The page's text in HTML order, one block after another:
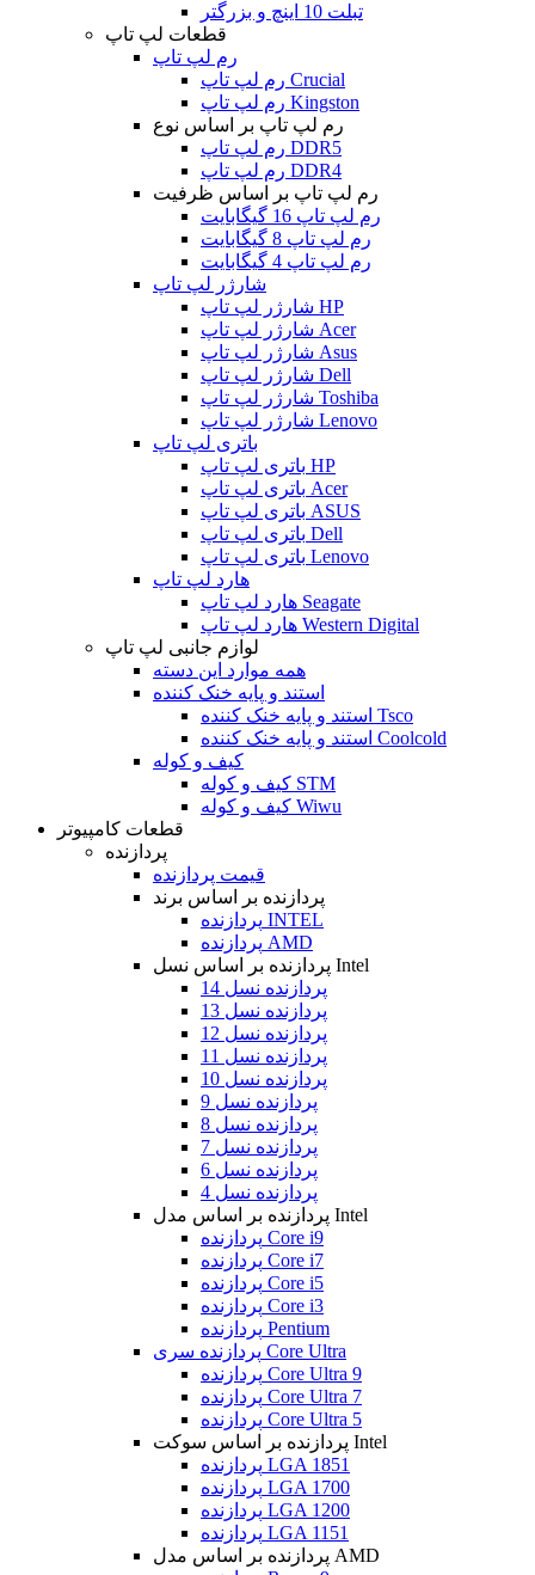
تبلت 10 اینچ و بزرگتر
قطعات لپ تاپ
رم لپ تاپ
رم لپ تاپ Crucial
رم لپ تاپ Kingston
رم لپ تاپ بر اساس نوع
رم لپ تاپ DDR5
رم لپ تاپ DDR4
رم لپ تاپ بر اساس ظرفیت
رم لپ تاپ 16 گیگابایت
رم لپ تاپ 8 گیگابایت
رم لپ تاپ 4 گیگابایت
شارژر لپ تاپ
شارژر لپ تاپ HP
شارژر لپ تاپ Acer
شارژر لپ تاپ Asus
شارژر لپ تاپ Dell
شارژر لپ تاپ Toshiba
شارژر لپ تاپ Lenovo
باتری لپ تاپ
باتری لپ تاپ HP
باتری لپ تاپ Acer
باتری لپ تاپ ASUS
باتری لپ تاپ Dell
باتری لپ تاپ Lenovo
هارد لپ تاپ
هارد لپ تاپ Seagate
هارد لپ تاپ Western Digital
لوازم جانبی لپ تاپ
همه موارد این دسته
استند و پایه خنک کننده
استند و پایه خنک کننده Tsco
استند و پایه خنک کننده Coolcold
کیف و کوله
کیف و کوله STM
کیف و کوله Wiwu
قطعات کامپیوتر
پردازنده
قیمت پردازنده
پردازنده بر اساس برند
پردازنده INTEL
پردازنده AMD
پردازنده بر اساس نسل Intel
پردازنده نسل 14
پردازنده نسل 13
پردازنده نسل 12
پردازنده نسل 11
پردازنده نسل 10
پردازنده نسل 9
پردازنده نسل 8
پردازنده نسل 7
پردازنده نسل 6
پردازنده نسل 4
پردازنده بر اساس مدل Intel
پردازنده Core i9
پردازنده Core i7
پردازنده Core i5
پردازنده Core i3
پردازنده Pentium
پردازنده سری Core Ultra
پردازنده Core Ultra 9
پردازنده Core Ultra 7
پردازنده Core Ultra 5
پردازنده بر اساس سوکت Intel
پردازنده LGA 1851
پردازنده LGA 1700
پردازنده LGA 1200
پردازنده LGA 1151
پردازنده بر اساس مدل AMD